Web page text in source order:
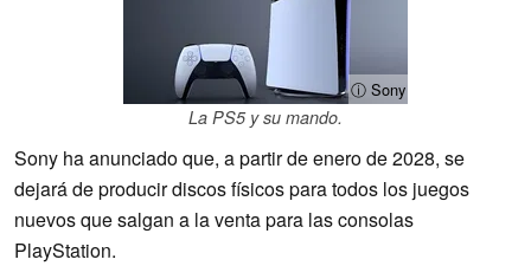
ⓘ Sony
La PS5 y su mando.
Sony ha anunciado que, a partir de enero de 2028, se
dejará de producir discos físicos para todos los juegos
nuevos que salgan a la venta para las consolas
PlayStation.